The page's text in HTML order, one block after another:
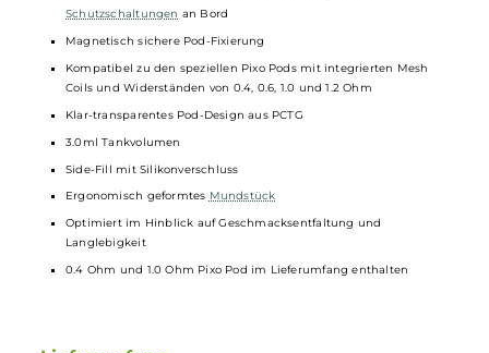
Verschiedene Airflow-Optionen für MTL, RDL und DL
Brillanter und farbenfroher 1.47 Zoll HD TFT Touchscreen
Bedienung via Touch & Swipe
Individuell einstellbare Display-Helligkeit
Einstellbares Display-Timeout
7-Tage Puff-Counter mit grafischer Aufbereitung der getätigten
Züge
3 vorinstallierte UI-Themes
3 wählbare Animationen während eines Zuges (deaktivierbar)
Vibrations-Feature für spürbares Feedback (deaktivierbar)